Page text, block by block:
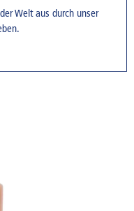
Welt aus durch unser